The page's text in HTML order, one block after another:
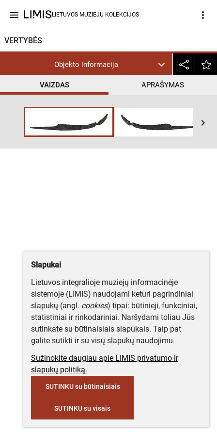
menu LIETUVOS MUZIEJŲ KOLEKCIJOS more_vert
VERTYBĖS
Objekto informacija
VAIZDAS APRAŠYMAS
help_outline
keyboard_arrow_right
Slapukai
Lietuvos integralioje muziejų informacinėje
sistemoje (LIMIS) naudojami keturi pagrindiniai
slapukų (angl. cookies) tipai: būtinieji, funkciniai,
statistiniai ir rinkodariniai. Naršydami toliau Jūs
sutinkate su būtinaisiais slapukais. Taip pat
galite sutikti ir su visų slapukų naudojimu.
Sužinokite daugiau apie LIMIS privatumo ir
slapukų politiką.
SUTINKU su būtinaisiais
SUTINKU su visais